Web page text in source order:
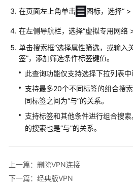
理
指
南
最
践
排
除
在页面左上角单击
图标，选择“ >
在左侧导航栏，选择“虚拟专用网络
单击搜索框“选择属性筛选，或输入
签”，添加筛选条件标签键值。
此查询功能仅支持选择下拉列表中
支持最多20个不同标签的组合搜
同标签之间为“与”的关系。
支持标签和其他条件进行组合搜
的搜索也是“与”的关系。
上一篇：删除VPN连接
下一篇：经典版VPN